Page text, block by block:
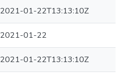
2021-01-22T13:13:10Z
2021-01-22
2021-01-22T13:13:10Z